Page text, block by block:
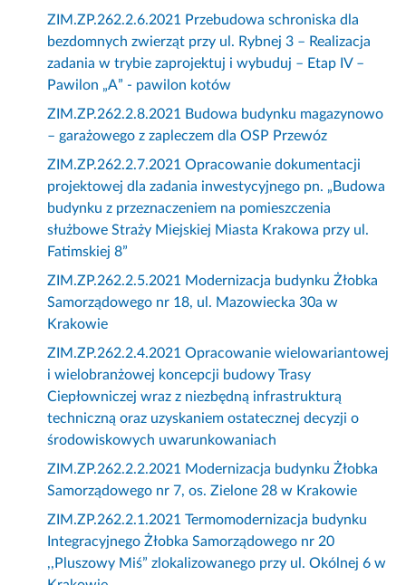
ZIM.ZP.262.2.6.2021 Przebudowa schroniska dla
bezdomnych zwierząt przy ul. Rybnej 3 – Realizacja
zadania w trybie zaprojektuj i wybuduj – Etap IV –
Pawilon „A” - pawilon kotów
ZIM.ZP.262.2.8.2021 Budowa budynku magazynowo
– garażowego z zapleczem dla OSP Przewóz
ZIM.ZP.262.2.7.2021 Opracowanie dokumentacji
projektowej dla zadania inwestycyjnego pn. „Budowa
budynku z przeznaczeniem na pomieszczenia
służbowe Straży Miejskiej Miasta Krakowa przy ul.
Fatimskiej 8”
ZIM.ZP.262.2.5.2021 Modernizacja budynku Żłobka
Samorządowego nr 18, ul. Mazowiecka 30a w
Krakowie
ZIM.ZP.262.2.4.2021 Opracowanie wielowariantowej
i wielobranżowej koncepcji budowy Trasy
Ciepłowniczej wraz z niezbędną infrastrukturą
techniczną oraz uzyskaniem ostatecznej decyzji o
środowiskowych uwarunkowaniach
ZIM.ZP.262.2.2.2021 Modernizacja budynku Żłobka
Samorządowego nr 7, os. Zielone 28 w Krakowie
ZIM.ZP.262.2.1.2021 Termomodernizacja budynku
Integracyjnego Żłobka Samorządowego nr 20
,,Pluszowy Miś” zlokalizowanego przy ul. Okólnej 6 w